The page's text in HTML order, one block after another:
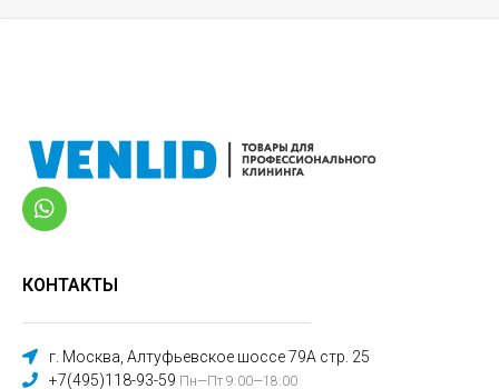
КОНТАКТЫ
г. Москва, Алтуфьевское шоссе 79А стр. 25
+7(495)118-93-59 Пн—Пт 9:00—18:00